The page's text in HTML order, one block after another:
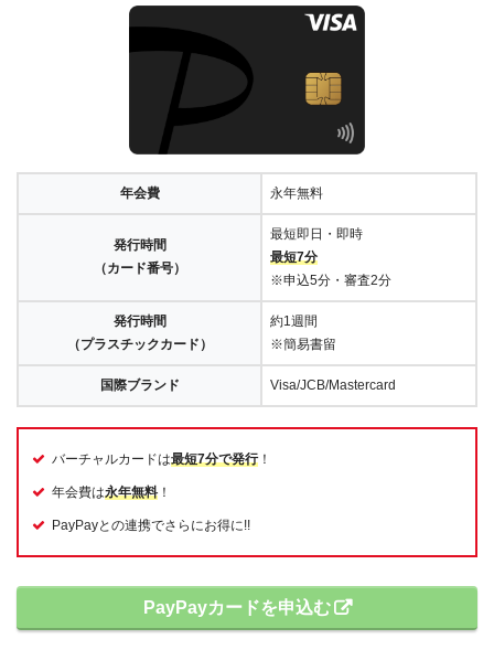
年会費 永年無料
発行時間
（カード番号）
最短即日・即時
最短7分
※申込5分・審査2分
発行時間
（プラスチックカード）
約1週間
※簡易書留
国際ブランド Visa/JCB/Mastercard
バーチャルカードは最短7分で発行！
年会費は永年無料 ！
PayPayとの連携でさらにお得に!!
PayPayカードを申込む